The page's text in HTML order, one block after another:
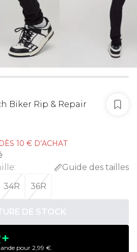
Biker Rip & Repair
10 € D’ACHAT
:
Guide des tailles
34R 36R
DE STOCK
pour 2,99 €.